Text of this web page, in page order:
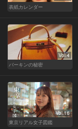
表紙カレンダー
Vol.4
バーキンの秘密
Vol.16
東京リアル女子図鑑